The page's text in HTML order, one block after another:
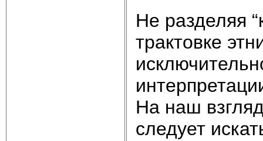
Не разделяя
трактовке
На наш
следует